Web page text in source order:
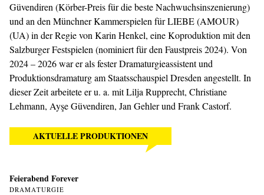
Güvendiren (Körber-Preis für die beste Nachwuchsinszenierung)
und an den Münchner Kammerspielen für LIEBE (AMOUR)
(UA) in der Regie von Karin Henkel, eine Koproduktion mit den
Salzburger Festspielen (nominiert für den Faustpreis 2024). Von
2024 – 2026 war er als fester Dramaturgieassistent und
Produktionsdramaturg am Staatsschauspiel Dresden angestellt. In
dieser Zeit arbeitete er u. a. mit Lilja Rupprecht, Christiane
Lehmann, Ayşe Güvendiren, Jan Gehler und Frank Castorf.
AKTUELLE PRODUKTIONEN
Feierabend Forever
DRAMATURGIE